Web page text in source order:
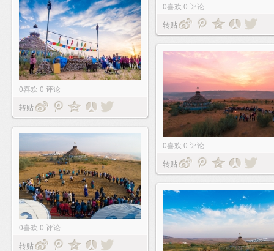
0喜欢 0 评论
转贴
0喜欢 0 评论
转贴
0喜欢 0 评论
转贴
0喜欢 0 评论
转贴